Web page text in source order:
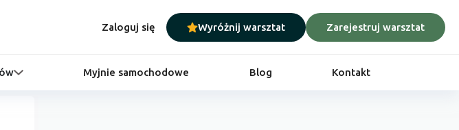
Zaloguj się Wyróżnij warsztat Zarejestruj warsztat
Myjnie samochodowe Blog Kontakt